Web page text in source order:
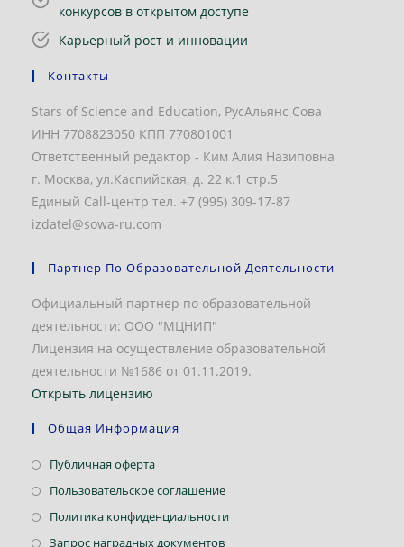
конкурсов в открытом доступе
Карьерный рост и инновации
Контакты
Stars of Science and Education, РусАльянс Сова
ИНН 7708823050 КПП 770801001
Ответственный редактор - Ким Алия Назиповна
г. Москва, ул.Каспийская, д. 22 к.1 стр.5
Единый Call-центр тел. +7 (995) 309-17-87
izdatel@sowa-ru.com
Партнер По Образовательной Деятельности
Официальный партнер по образовательной
деятельности: ООО "МЦНИП"
Лицензия на осуществление образовательной
деятельности №1686 от 01.11.2019.
Открыть лицензию
Общая Информация
Публичная офертаОткроется
в
Пользовательское соглашениеОткроется
в
Политика конфиденциальностиОткроется
Запрос наградных документовОткроется